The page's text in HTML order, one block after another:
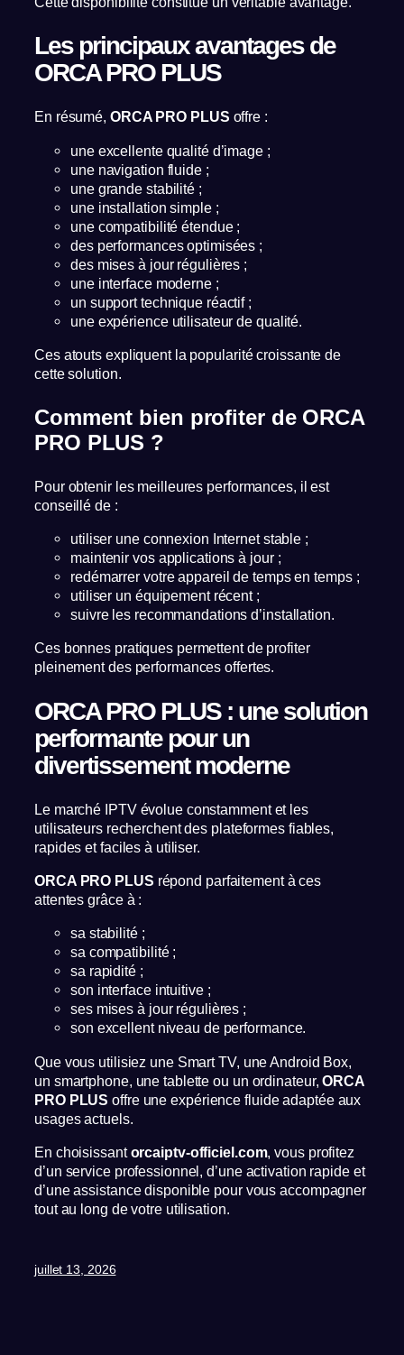
Les principaux avantages de
ORCA PRO PLUS
En résumé, ORCA PRO PLUS offre :
une excellente qualité d’image ;
une navigation fluide ;
une grande stabilité ;
une installation simple ;
une compatibilité étendue ;
des performances optimisées ;
des mises à jour régulières ;
une interface moderne ;
un support technique réactif ;
une expérience utilisateur de qualité.
Ces atouts expliquent la popularité croissante de
cette solution.
Comment bien profiter de ORCA
PRO PLUS ?
Pour obtenir les meilleures performances, il est
conseillé de :
utiliser une connexion Internet stable ;
maintenir vos applications à jour ;
redémarrer votre appareil de temps en temps ;
utiliser un équipement récent ;
suivre les recommandations d’installation.
Ces bonnes pratiques permettent de profiter
pleinement des performances offertes.
ORCA PRO PLUS : une solution
performante pour un
divertissement moderne
Le marché IPTV évolue constamment et les
utilisateurs recherchent des plateformes fiables,
rapides et faciles à utiliser.
ORCA PRO PLUS répond parfaitement à ces
attentes grâce à :
sa stabilité ;
sa compatibilité ;
sa rapidité ;
son interface intuitive ;
ses mises à jour régulières ;
son excellent niveau de performance.
Que vous utilisiez une Smart TV, une Android Box,
un smartphone, une tablette ou un ordinateur,ORCA
PRO PLUS offre une expérience fluide adaptée aux
usages actuels.
En choisissantorcaiptv-officiel.com, vous profitez
d’un service professionnel, d’une activation rapide et
d’une assistance disponible pour vous accompagner
tout au long de votre utilisation.
juillet 13, 2026